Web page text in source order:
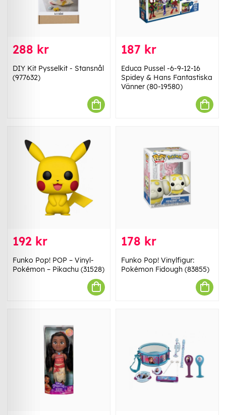
288 kr
DIY Kit Pysselkit - Stansnål
(977632)
187 kr
Educa Pussel -6-9-12-16
Spidey & Hans Fantastiska
Vänner (80-19580)
192 kr
Funko Pop! POP – Vinyl-
Pokémon – Pikachu (31528)
178 kr
Funko Pop! Vinylfigur:
Pokémon Fidough (83855)